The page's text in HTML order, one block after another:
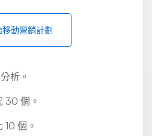
移動營銷計劃
析。
30 個。
10 個。